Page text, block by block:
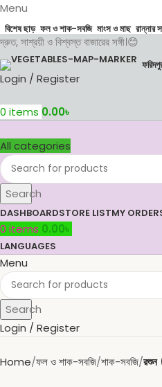
Menu
বিশেষ ছাড় ফল ও শাক-সবজি মাংস ও মাছ রান্নার
দ্রুত, সাশ্রয়ী ও বিশ্বস্ত বাজারের সঙ্গী।😊
Login / Register
0 items 0.00৳
All categories
Search
DASHBOARDSTORE LISTMY
0 items 0.00৳
LANGUAGES
Menu
Search
Login / Register
Home ফল ও শাক-সবজি শাক-সবজি রশুন